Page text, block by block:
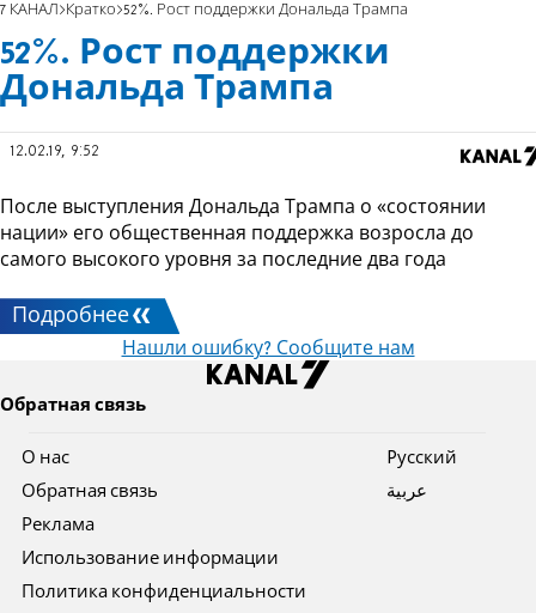
7 КАНАЛ Кратко 52%. Рост поддержки Дональда Трампа
52%. Рост поддержки
Дональда Трампа
12.02.19, 9:52
После выступления Дональда Трампа о «состоянии
нации» его общественная поддержка возросла до
самого высокого уровня за последние два года
Подробнее
Нашли ошибку? Сообщите нам
Обратная связь
О нас
Обратная связь
Реклама
Использование информации
Политика конфиденциальности
Pусский
عربية